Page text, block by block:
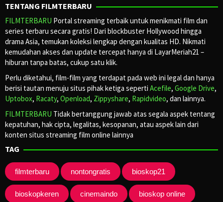
TENTANG FILMTERBARU
FILMTERBARU Portal streaming terbaik untuk menikmati film dan
series terbaru secara gratis! Dari blockbuster Hollywood hingga
drama Asia, temukan koleksi lengkap dengan kualitas HD. Nikmati
kemudahan akses dan update tercepat hanya di LayarMeriah21 –
hiburan tanpa batas, cukup satu klik.
Perlu diketahui, film-film yang terdapat pada web ini legal dan hanya
berisi tautan menuju situs pihak ketiga seperti Acefile, Google Drive,
Uptobox, Racaty, Openload, Zippyshare, Rapidvideo, dan lainnya.
FILMTERBARU Tidak bertanggung jawab atas segala aspek tentang
kepatuhan, hak cipta, legalitas, kesopanan, atau aspek lain dari
konten situs streaming film online lainnya
TAG
filmterbaru nontongratis bioskop21
bioskopkeren cinemaindo bioskop online